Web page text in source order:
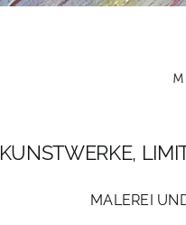
KUNSTWERKE,
MALEREI